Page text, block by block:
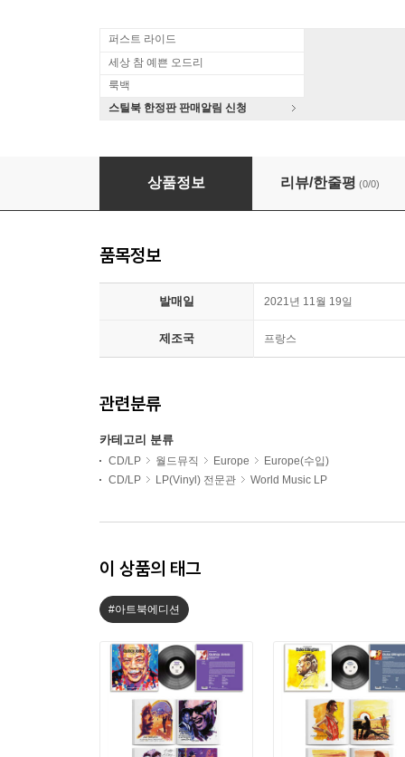
퍼스트 라이드
세상 참 예쁜 오드리
룩백
스틸북 한정판 판매알림 신청
세르쥬 갱스부르 아트북 에디션 (Serge
상품정보 리뷰/한줄평 (0/0)
품목정보
발매일 2021년 11월 19일
제조국 프랑스
관련분류
카테고리 분류
CD/LP 월드뮤직 Europe
Europe(수입)
CD/LP
LP(Vinyl) 전문관 World Music LP
이 상품의 태그
#아트북에디션